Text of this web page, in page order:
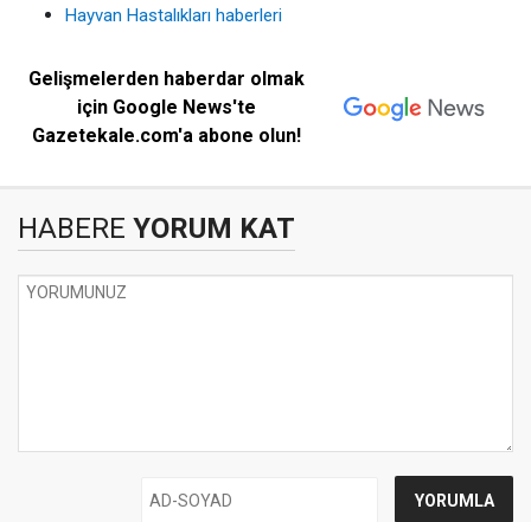
Hayvan Hastalıkları haberleri
Gelişmelerden haberdar olmak
için Google News'te
Gazetekale.com'a abone olun!
HABERE YORUM KAT